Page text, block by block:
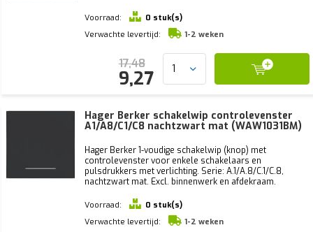
Voorraad:
0 stuk(s)
Verwachte levertijd:
1-2 weken
17,48
9,27
Hager Berker schakelwip controlevenster
A1/A8/C1/C8 nachtzwart mat (WAW1031BM)
Hager Berker 1-voudige schakelwip (knop) met
controlevenster voor enkele schakelaars en
pulsdrukkers met verlichting. Serie: A.1/A.8/C.1/C.8,
nachtzwart mat. Excl. binnenwerk en afdekraam.
Voorraad:
0 stuk(s)
Verwachte levertijd:
1-2 weken